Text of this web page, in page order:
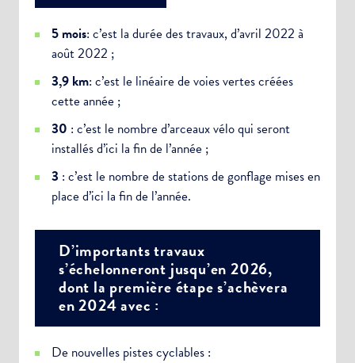
5 mois: c’est la durée des travaux, d’avril 2022 à
août 2022 ;
3,9 km: c’est le linéaire de voies vertes créées
cette année ;
30 : c’est le nombre d’arceaux vélo qui seront
installés d’ici la fin de l’année ;
3 : c’est le nombre de stations de gonflage mises en
place d’ici la fin de l’année.
D’importants travaux
s’échelonneront jusqu’en 2026,
dont la première étape s’achèvera
en 2024 avec :
De nouvelles pistes cyclables :